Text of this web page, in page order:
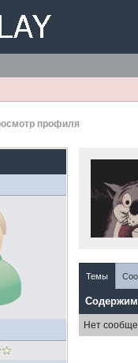
профиля
Темы
Нет